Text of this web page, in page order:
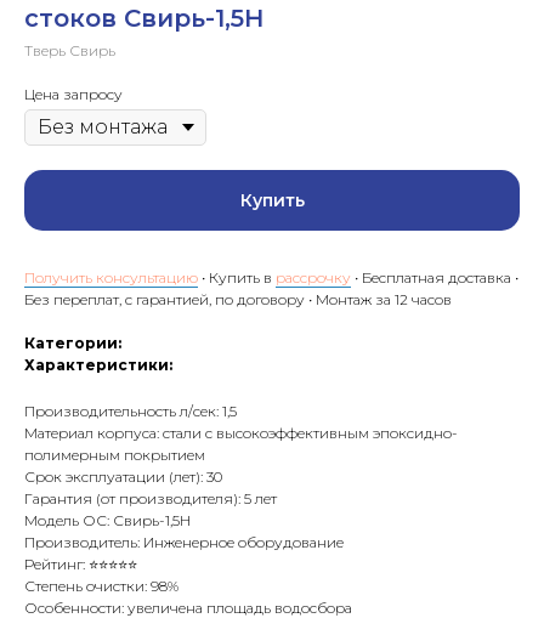
стоков Свирь-1,5Н
Тверь Свирь
Цена запросу
Купить
Получить консультацию • Купить в рассрочку • Бесплатная доставка •
Без переплат, с гарантией, по договору • Монтаж за 12 часов
Категории:
Характеристики:
Производительность л/сек: 1,5
Материал корпуса: стали с высокоэффективным эпоксидно-
полимерным покрытием
Срок эксплуатации (лет): 30
Гарантия (от производителя): 5 лет
Модель ОС: Свирь-1,5Н
Производитель: Инженерное оборудование
Рейтинг: ⭐⭐⭐⭐⭐
Степень очистки: 98%
Особенности: увеличена площадь водосбора